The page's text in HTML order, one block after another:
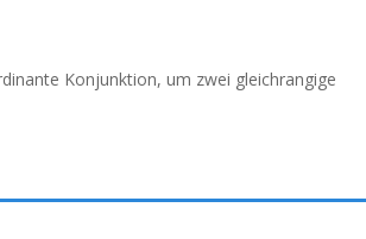
Konjunktion, um zwei gleichrangige